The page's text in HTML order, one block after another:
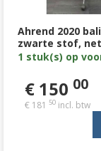
Ahrend 2020
zwarte stof,
voetsteun
1 stuk(s) op
€ 150 00
€ 181 50incl. btw